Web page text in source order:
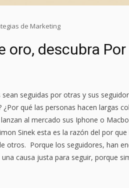
de Marketing
oro, descubra
seguidas por otras y sus
¿Por qué las personas hacen largas
al mercado sus Iphone o
Sinek esta es la razón del por
otros. Porque los seguidores, han
causa justa para seguir, porque